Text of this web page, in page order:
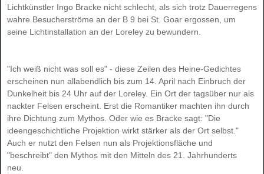
Lichtkünstler Ingo Bracke nicht schlecht, als sich trotz Dauerregens
wahre Besucherströme an der B 9 bei St. Goar ergossen, um
seine Lichtinstallation an der Loreley zu bewundern.
"Ich weiß nicht was soll es" - diese Zeilen des Heine-Gedichtes
erscheinen nun allabendlich bis zum 14. April nach Einbruch der
Dunkelheit bis 24 Uhr auf der Loreley. Ein Ort der tagsüber nur als
nackter Felsen erscheint. Erst die Romantiker machten ihn durch
ihre Dichtung zum Mythos. Oder wie es Bracke sagt: "Die
ideengeschichtliche Projektion wirkt stärker als der Ort selbst."
Auch er nutzt den Felsen nun als Projektionsfläche und
"beschreibt" den Mythos mit den Mitteln des 21. Jahrhunderts
neu.